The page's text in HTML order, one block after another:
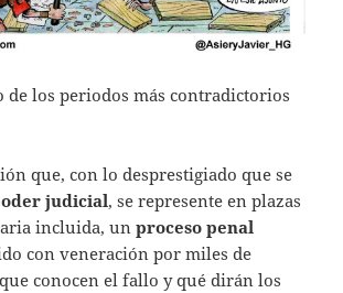
de los periodos más contradictorios
que, con lo desprestigiado que se
judicial, se represente en plazas
incluida, unproceso penal
con veneración por miles de
conocen el fallo y qué dirán los